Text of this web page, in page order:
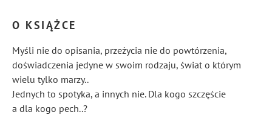
O KSIĄŻCE
Myśli nie do opisania, przeżycia nie do powtórzenia,
doświadczenia jedyne w swoim rodzaju, świat o którym
wielu tylko marzy..
Jednych to spotyka, a innych nie. Dla kogo szczęście
a dla kogo pech..?